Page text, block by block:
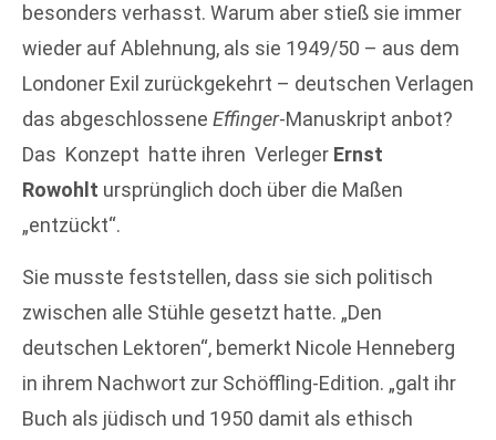
besonders verhasst. Warum aber stieß sie immer
wieder auf Ablehnung, als sie 1949/50 – aus dem
Londoner Exil zurückgekehrt – deutschen Verlagen
das abgeschlossene Effinger-Manuskript anbot?
Das Konzept hatte ihren Verleger Ernst
Rowohlt ursprünglich doch über die Maßen
„entzückt“.
Sie musste feststellen, dass sie sich politisch
zwischen alle Stühle gesetzt hatte. „Den
deutschen Lektoren“, bemerkt Nicole Henneberg
in ihrem Nachwort zur Schöffling-Edition. „galt ihr
Buch als jüdisch und 1950 damit als ethisch